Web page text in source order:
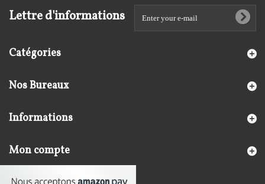
Lettre d'informations
Catégories
Nos Bureaux
Informations
Mon compte